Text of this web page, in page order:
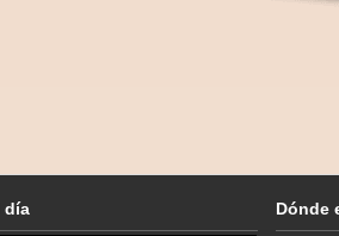
día Dónde